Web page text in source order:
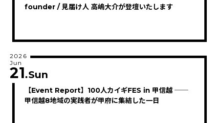
founder / 見届け人 高嶋大介が登壇いたします
【Event Report】100人カイギFES in 甲信越 ──
甲信越8地域の実践者が甲府に集結した一日
2026
Jun
21.Sun